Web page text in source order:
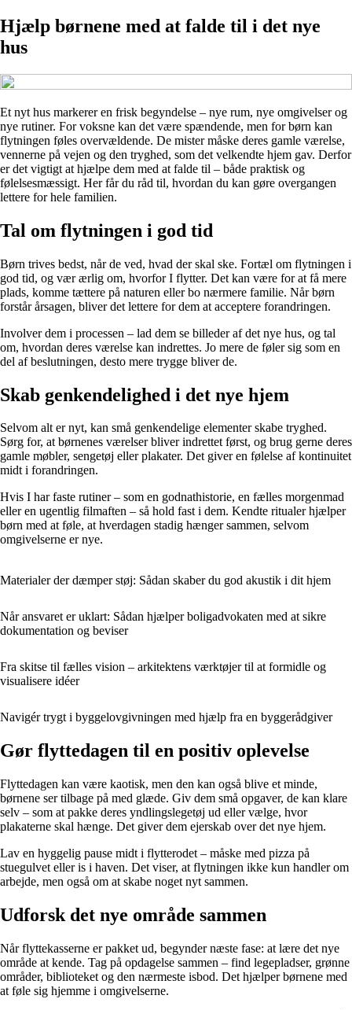
Hjælp børnene med at falde til i det nye
hus
Et nyt hus markerer en frisk begyndelse – nye rum, nye omgivelser og
nye rutiner. For voksne kan det være spændende, men for børn kan
flytningen føles overvældende. De mister måske deres gamle værelse,
vennerne på vejen og den tryghed, som det velkendte hjem gav. Derfor
er det vigtigt at hjælpe dem med at falde til – både praktisk og
følelsesmæssigt. Her får du råd til, hvordan du kan gøre overgangen
lettere for hele familien.
Tal om flytningen i god tid
Børn trives bedst, når de ved, hvad der skal ske. Fortæl om flytningen i
god tid, og vær ærlig om, hvorfor I flytter. Det kan være for at få mere
plads, komme tættere på naturen eller bo nærmere familie. Når børn
forstår årsagen, bliver det lettere for dem at acceptere forandringen.
Involver dem i processen – lad dem se billeder af det nye hus, og tal
om, hvordan deres værelse kan indrettes. Jo mere de føler sig som en
del af beslutningen, desto mere trygge bliver de.
Skab genkendelighed i det nye hjem
Selvom alt er nyt, kan små genkendelige elementer skabe tryghed.
Sørg for, at børnenes værelser bliver indrettet først, og brug gerne deres
gamle møbler, sengetøj eller plakater. Det giver en følelse af kontinuitet
midt i forandringen.
Hvis I har faste rutiner – som en godnathistorie, en fælles morgenmad
eller en ugentlig filmaften – så hold fast i dem. Kendte ritualer hjælper
børn med at føle, at hverdagen stadig hænger sammen, selvom
omgivelserne er nye.
Materialer der dæmper støj: Sådan skaber du god akustik i dit hjem
Når ansvaret er uklart: Sådan hjælper boligadvokaten med at sikre
dokumentation og beviser
Fra skitse til fælles vision – arkitektens værktøjer til at formidle og
visualisere idéer
Navigér trygt i byggelovgivningen med hjælp fra en byggerådgiver
Gør flyttedagen til en positiv oplevelse
Flyttedagen kan være kaotisk, men den kan også blive et minde,
børnene ser tilbage på med glæde. Giv dem små opgaver, de kan klare
selv – som at pakke deres yndlingslegetøj ud eller vælge, hvor
plakaterne skal hænge. Det giver dem ejerskab over det nye hjem.
Lav en hyggelig pause midt i flytterodet – måske med pizza på
stuegulvet eller is i haven. Det viser, at flytningen ikke kun handler om
arbejde, men også om at skabe noget nyt sammen.
Udforsk det nye område sammen
Når flyttekasserne er pakket ud, begynder næste fase: at lære det nye
område at kende. Tag på opdagelse sammen – find legepladser, grønne
områder, biblioteket og den nærmeste isbod. Det hjælper børnene med
at føle sig hjemme i omgivelserne.